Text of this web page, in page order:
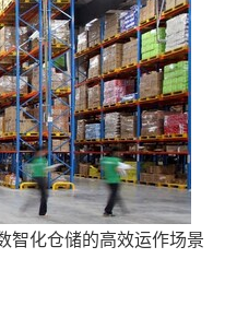
智化仓储的高效运作场景